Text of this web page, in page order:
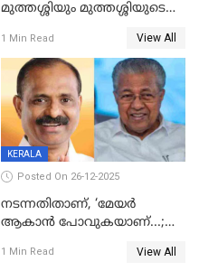
മുത്തശ്ശിയും മുത്തശ്ശിയുടെ
മരിച്ചനിലയിൽ
1 Min Read View All
KERALA
Posted On 26-12-2025
നടന്നതിതാണ്, ‘മേയർ
ആകാൻ പോവുകയാണ്...;
മുഖ്യമന്ത്രിയുടെ ഓഫീസ്
1 Min Read View All